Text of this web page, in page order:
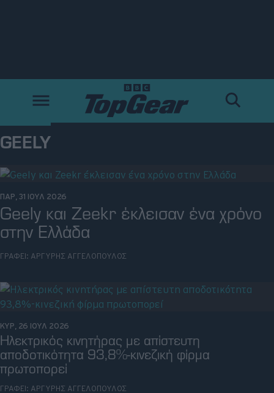
GEELY
ΠΑΡ, 31 ΙΟΥΛ 2026
Geely και Zeekr έκλεισαν ένα χρόνο
στην Ελλάδα
ΓΡΑΦΕΙ: ΑΡΓΥΡΗΣ ΑΓΓΕΛΟΠΟΥΛΟΣ
ΚΥΡ, 26 ΙΟΥΛ 2026
Ηλεκτρικός κινητήρας με απίστευτη
αποδοτικότητα 93,8%-κινεζική φίρμα
πρωτοπορεί
ΓΡΑΦΕΙ: ΑΡΓΥΡΗΣ ΑΓΓΕΛΟΠΟΥΛΟΣ
Δοκιμές
Electric
Άποψη
Viral
Big Reads
Retro
Moto
Gaming
Συνεντεύξεις